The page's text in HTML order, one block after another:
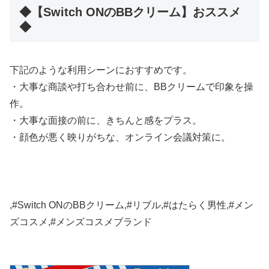
◆【Switch ONのBBクリーム】おススメ
◆
下記のような利用シーンにおすすめです。
・大事な商談や打ち合わせ前に、BBクリームで印象を操
作。
・大事な面接の前に、きちんと感をプラス。
・顔色が悪く映りがちな、オンライン会議対策に。
,#Switch ONのBBクリーム,#リブル,#はたらく男性,#メン
ズコスメ,#メンズコスメブランド